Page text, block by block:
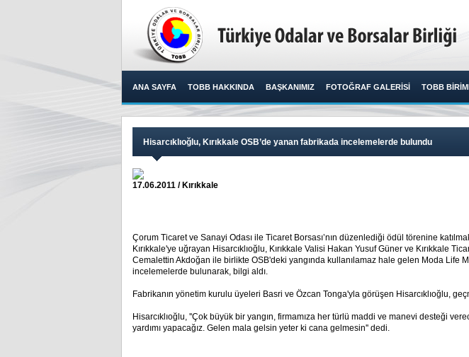
ANA SAYFA TOBB HAKKINDA BAŞKANIMIZ FOTOĞRAF GALERİSİ TOBB
Hisarcıklıoğlu, Kırıkkale OSB’de yanan fabrikada incelemelerde bulundu
17.06.2011 / Kırıkkale
Çorum Ticaret ve Sanayi Odası ile Ticaret Borsası’nın düzenlediği ödül törenine
Kırıkkale'ye uğrayan Hisarcıklıoğlu, Kırıkkale Valisi Hakan Yusuf Güner ve Kırıkkale
Cemalettin Akdoğan ile birlikte OSB'deki yangında kullanılamaz hale gelen Moda Life
incelemelerde bulunarak, bilgi aldı.
Fabrikanın yönetim kurulu üyeleri Basri ve Özcan Tonga'yla görüşen Hisarcıklıoğlu,
Hisarcıklıoğlu, ''Çok büyük bir yangın, firmamıza her türlü maddi ve manevi desteği
yardımı yapacağız. Gelen mala gelsin yeter ki cana gelmesin'' dedi.